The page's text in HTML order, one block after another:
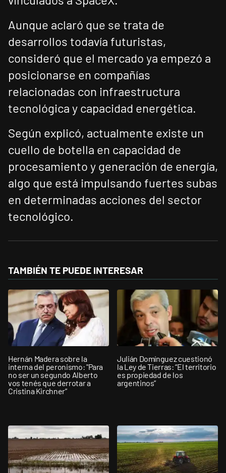
Aunque aclaró que se trata de
desarrollos todavía futuristas,
consideró que el mercado ya empezó a
posicionarse en compañías
relacionadas con infraestructura
tecnológica y capacidad energética.
Según explicó, actualmente existe un
cuello de botella en capacidad de
procesamiento y generación de energía,
algo que está impulsando fuertes subas
en determinadas acciones del sector
tecnológico.
TAMBIÉN TE PUEDE INTERESAR
Hernán Madera sobre la
interna del peronismo: "Para
no ser un segundo Alberto
vos tenés que derrotar a
Cristina Kirchner”
Julián Domínguez cuestionó
la Ley de Tierras: “El territorio
es propiedad de los
argentinos”